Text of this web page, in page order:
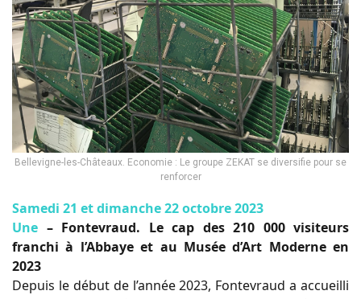
Bellevigne-les-Châteaux. Economie : Le groupe ZEKAT se diversifie pour se
renforcer
Samedi 21 et dimanche 22 octobre 2023
Une – Fontevraud. Le cap des 210 000 visiteurs
franchi à l’Abbaye et au Musée d’Art Moderne en
2023
Depuis le début de l’année 2023, Fontevraud a accueilli